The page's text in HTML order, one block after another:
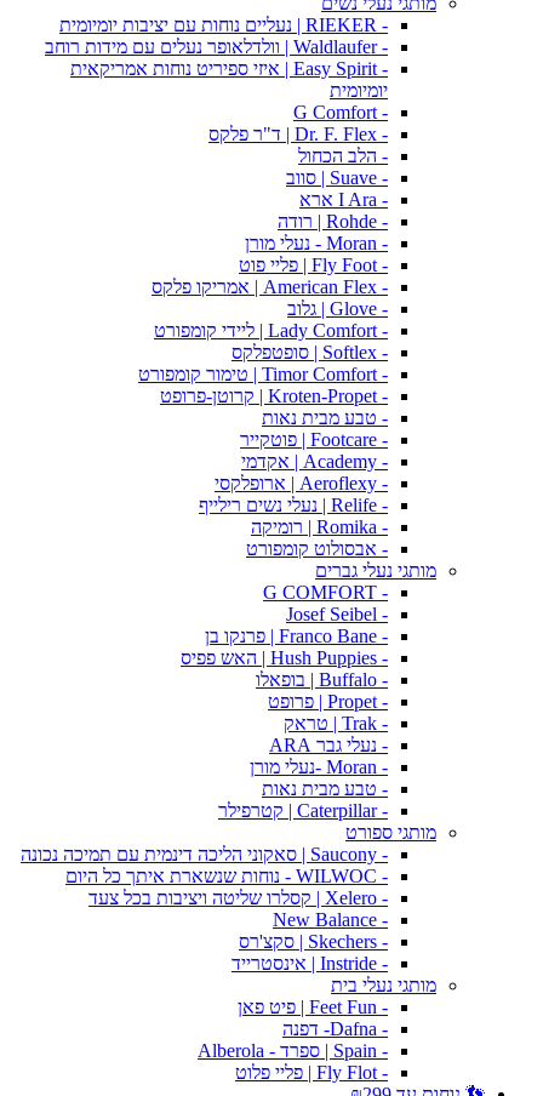
- RIEKER | נעליים נוחות עם יציבות יומיומית
- Waldlaufer | וולדלאופר נעלים עם מידות רוחב
- Easy Spirit | איזי ספיריט נוחות אמריקאית
יומיומית
- G Comfort
- Dr. F. Flex | ד"ר פלקס
- הלב הכחול
- Suave | סווב
- I Ara ארא
- Rohde | רודה
- Moran - נעלי מורן
- Fly Foot | פליי פוט
- American Flex | אמריקו פלקס
- Glove | גלוב
- Lady Comfort | ליידי קומפורט
- Softlex | סופטפלקס
- Timor Comfort | טימור קומפורט
- Kroten-Propet | קרוטן-פרופט
- טבע מבית נאות
- Footcare | פוטקייר
- Academy | אקדמי
- Aeroflexy | ארופלקסי
- Relife | נעלי נשים רילייף
- Romika | רומיקה
- אבסולוט קומפורט
מותגי נעלי גברים
- G COMFORT
- Josef Seibel
- Franco Bane | פרנקו בן
- Hush Puppies | האש פפיס
- Buffalo | בופאלו
- Propet | פרופט
- Trak | טראק
- נעלי גבר ARA
- Moran -נעלי מורן
- טבע מבית נאות
- Caterpillar | קטרפילר
מותגי ספורט
- Saucony | סאקוני הליכה דינמית עם תמיכה נכונה
- WILWOC - נוחות שנשארת איתך כל היום
- Xelero | קסלרו שליטה ויציבות בכל צעד
- New Balance
- Skechers | סקצ'רס
- Instride | אינסטרייד
מותגי נעלי בית
- Feet Fun | פיט פאן
- Dafna- דפנה
- Spain | ספרד - Alberola
- Fly Flot | פליי פלוט